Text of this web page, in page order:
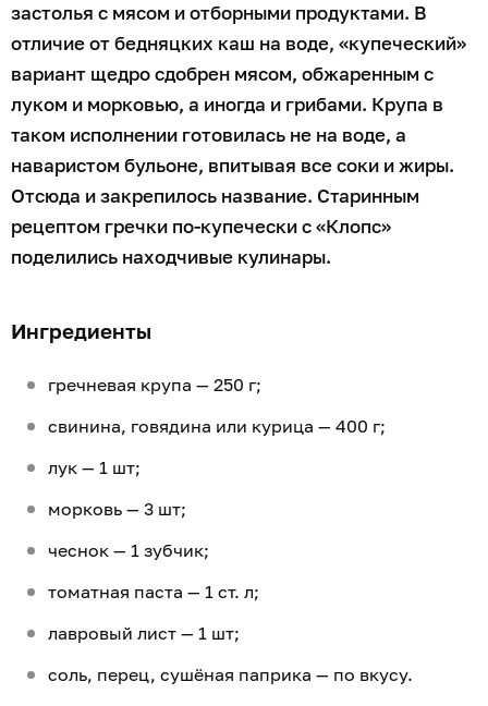
застолья с мясом и отборными продуктами. В
отличие от бедняцких каш на воде, «купеческий»
вариант щедро сдобрен мясом, обжаренным с
луком и морковью, а иногда и грибами. Крупа в
таком исполнении готовилась не на воде, а
наваристом бульоне, впитывая все соки и жиры.
Отсюда и закрепилось название. Старинным
рецептом гречки по-купечески с «Клопс»
поделились находчивые кулинары.
Ингредиенты
гречневая крупа — 250 г;
свинина, говядина или курица — 400 г;
лук — 1 шт;
морковь — 3 шт;
чеснок — 1 зубчик;
томатная паста — 1 ст. л;
лавровый лист — 1 шт;
соль, перец, сушёная паприка — по вкусу.